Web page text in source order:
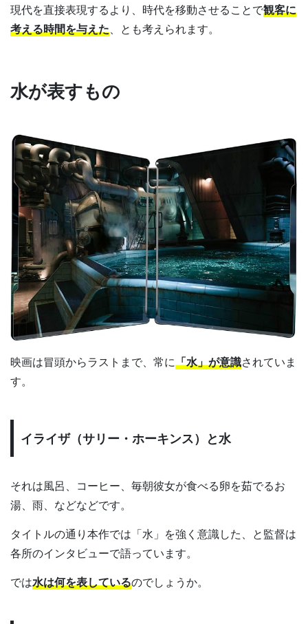
現代を直接表現するより、時代を移動させることで観客に
考える時間を与えた、とも考えられます。
水が表すもの
映画は冒頭からラストまで、常に「水」が意識されていま
す。
イライザ（サリー・ホーキンス）と水
それは風呂、コーヒー、毎朝彼女が食べる卵を茹でるお
湯、雨、などなどです。
タイトルの通り本作では「水」を強く意識した、と監督は
各所のインタビューで語っています。
では水は何を表しているのでしょうか。